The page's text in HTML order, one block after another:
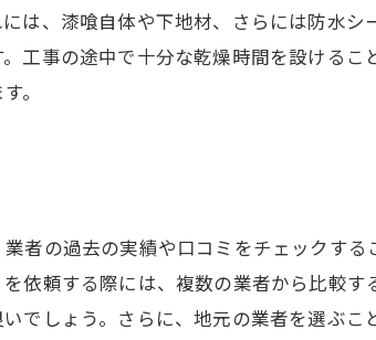
は、漆喰自体や下地材、さらには防水シ
事の途中で十分な乾燥時間を設けるこ
。
者の過去の実績や口コミをチェックする
依頼する際には、複数の業者から比較す
でしょう。さらに、地元の業者を選ぶこ